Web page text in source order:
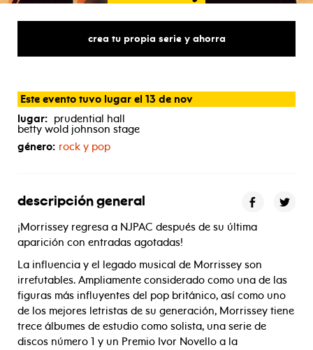
crea tu propia serie y ahorra
Este evento tuvo lugar el 13 de nov
lugar: prudential hall
betty wold johnson stage
género: rock y pop
descripción general
¡Morrissey regresa a NJPAC después de su última
aparición con entradas agotadas!
La influencia y el legado musical de Morrissey son
irrefutables. Ampliamente considerado como una de las
figuras más influyentes del pop británico, así como uno
de los mejores letristas de su generación, Morrissey tiene
trece álbumes de estudio como solista, una serie de
discos número 1 y un Premio Ivor Novello a la